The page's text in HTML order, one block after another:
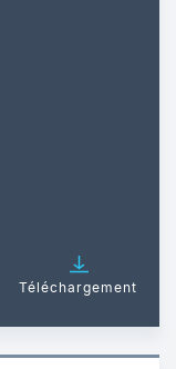
Téléchargement